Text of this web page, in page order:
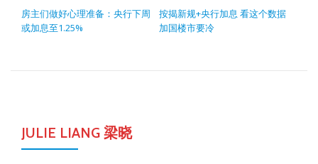
房主们做好心理准备：央行下周
或加息至1.25%
按揭新规+央行加息 看这个数据
加国楼市要冷
JULIE LIANG 梁晓